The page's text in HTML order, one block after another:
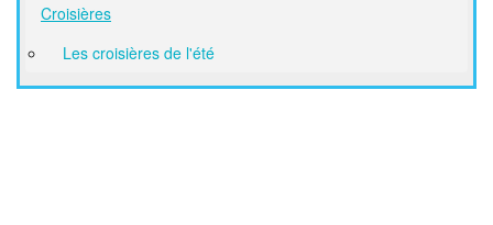
Croisières
Les croisières de l'été